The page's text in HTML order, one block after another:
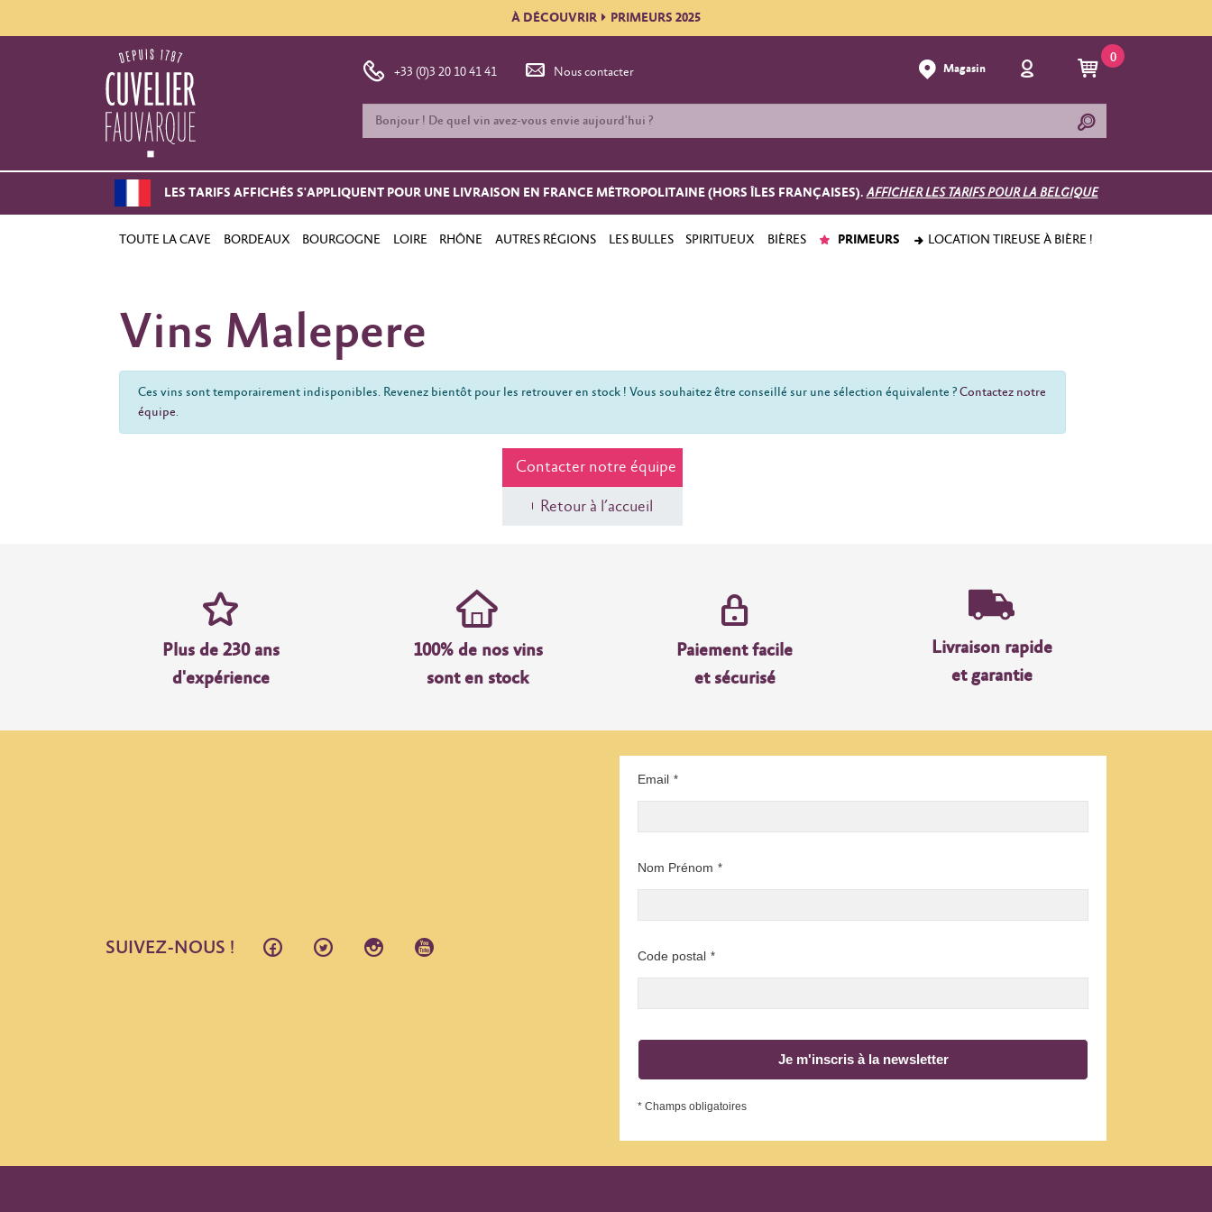
À DÉCOUVRIR PRIMEURS 2025
+33 (0)3 20 10 41 41 Nous contacter Magasin
0
LES TARIFS AFFICHÉS S'APPLIQUENT POUR UNE LIVRAISON EN FRANCE MÉTROPOLITAINE (HORS ÎLES FRANÇAISES).AFFICHER LES TARIFS POUR LA BELGIQUE
TOUTE LA CAVE BORDEAUX BOURGOGNE LOIRE RHÔNE AUTRES RÉGIONS LES BULLES SPIRITUEUX BIÈRES PRIMEURS LOCATION TIREUSE À BIÈRE !
Vins Malepere
Ces vins sont temporairement indisponibles. Revenez bientôt pour les retrouver en stock ! Vous souhaitez être conseillé sur une sélection équivalente ?Contactez notre
équipe.
Contacter notre équipe
Retour à l’accueil
Plus de 230 ans
d'expérience
100% de nos vins
sont en stock
Paiement facile
et sécurisé
Livraison rapide
et garantie
SUIVEZ-NOUS !
Email *
Nom Prénom *
Code postal *
Je m'inscris à la newsletter
* Champs obligatoires